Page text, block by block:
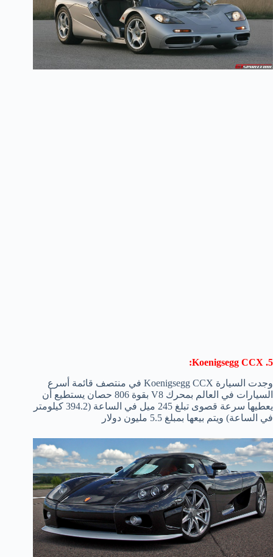
5. Koenigsegg CCX:
وجدت السيارة Koenigsegg CCX في منتصف قائمة أسرع
السيارات في العالم بمحرك V8 بقوة 806 حصان يستطيع أن
يعطيها سرعة قصوى تبلغ 245 ميل في الساعة (394.2 كيلومتر
في الساعة) ويتم بيعها بمبلغ 5.5 مليون دولار